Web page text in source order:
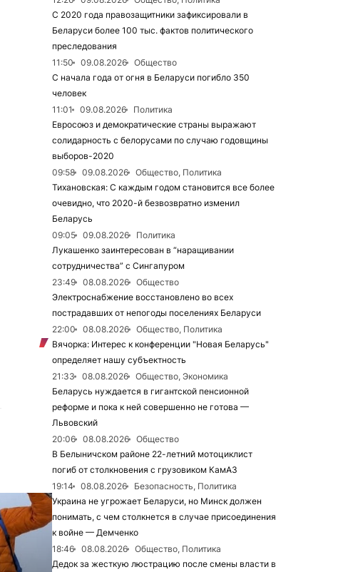
С 2020 года правозащитники зафиксировали в
Беларуси более 100 тыс. фактов политического
преследования
11:50
09.08.2026
Общество
С начала года от огня в Беларуси погибло 350
человек
11:01
09.08.2026
Политика
Евросоюз и демократические страны выражают
солидарность с белорусами по случаю годовщины
выборов-2020
09:58
09.08.2026
Общество, Политика
Тихановская: С каждым годом становится все более
очевидно, что 2020-й безвозвратно изменил
Беларусь
09:05
09.08.2026
Политика
Лукашенко заинтересован в “наращивании
сотрудничества” с Сингапуром
23:49
08.08.2026
Общество
Электроснабжение восстановлено во всех
пострадавших от непогоды поселениях Беларуси
22:00
08.08.2026
Общество, Политика
Вячорка: Интерес к конференции "Новая Беларусь"
определяет нашу субъектность
21:33
08.08.2026
Общество, Экономика
Беларусь нуждается в гигантской пенсионной
реформе и пока к ней совершенно не готова —
Львовский
20:06
08.08.2026
Общество
В Белыничском районе 22-летний мотоциклист
погиб от столкновения с грузовиком КамАЗ
19:14
08.08.2026
Безопасность, Политика
Украина не угрожает Беларуси, но Минск должен
понимать, с чем столкнется в случае присоединения
к войне — Демченко
18:46
08.08.2026
Общество, Политика
Дедок за жесткую люстрацию после смены власти в